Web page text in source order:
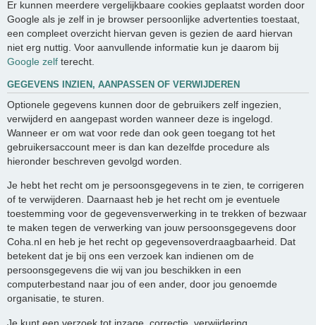
Er kunnen meerdere vergelijkbaare cookies geplaatst worden door
Google als je zelf in je browser persoonlijke advertenties toestaat,
een compleet overzicht hiervan geven is gezien de aard hiervan
niet erg nuttig. Voor aanvullende informatie kun je daarom bij
Google zelf terecht.
GEGEVENS INZIEN, AANPASSEN OF VERWIJDEREN
Optionele gegevens kunnen door de gebruikers zelf ingezien,
verwijderd en aangepast worden wanneer deze is ingelogd.
Wanneer er om wat voor rede dan ook geen toegang tot het
gebruikersaccount meer is dan kan dezelfde procedure als
hieronder beschreven gevolgd worden.
Je hebt het recht om je persoonsgegevens in te zien, te corrigeren
of te verwijderen. Daarnaast heb je het recht om je eventuele
toestemming voor de gegevensverwerking in te trekken of bezwaar
te maken tegen de verwerking van jouw persoonsgegevens door
Coha.nl en heb je het recht op gegevensoverdraagbaarheid. Dat
betekent dat je bij ons een verzoek kan indienen om de
persoonsgegevens die wij van jou beschikken in een
computerbestand naar jou of een ander, door jou genoemde
organisatie, te sturen.
Je kunt een verzoek tot inzage, correctie, verwijdering,